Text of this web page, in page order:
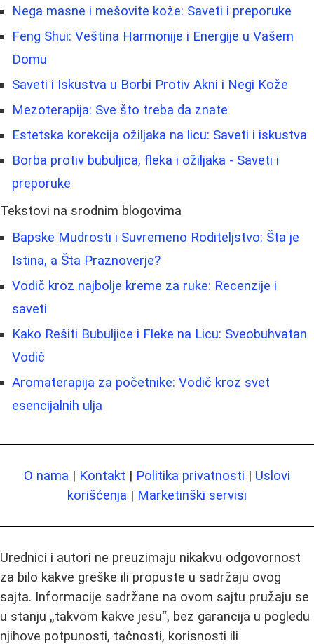
Nega masne i mešovite kože: Saveti i preporuke
Feng Shui: Veština Harmonije i Energije u Vašem
Domu
Saveti i Iskustva u Borbi Protiv Akni i Negi Kože
Mezoterapija: Sve što treba da znate
Estetska korekcija ožiljaka na licu: Saveti i iskustva
Borba protiv bubuljica, fleka i ožiljaka - Saveti i
preporuke
Tekstovi na srodnim blogovima
Bapske Mudrosti i Suvremeno Roditeljstvo: Šta je
Istina, a Šta Praznoverje?
Vodič kroz najbolje kreme za ruke: Recenzije i
saveti
Kako Rešiti Bubuljice i Fleke na Licu: Sveobuhvatan
Vodič
Aromaterapija za početnike: Vodič kroz svet
esencijalnih ulja
O nama | Kontakt | Politika privatnosti | Uslovi
korišćenja | Marketinški servisi
Urednici i autori ne preuzimaju nikakvu odgovornost
za bilo kakve greške ili propuste u sadržaju ovog
sajta. Informacije sadržane na ovom sajtu pružaju se
u stanju „takvom kakve jesu“, bez garancija u pogledu
njihove potpunosti, tačnosti, korisnosti ili